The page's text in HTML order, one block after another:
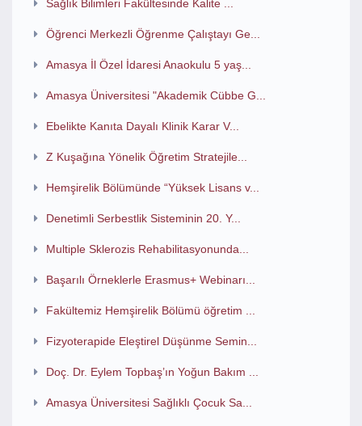
Sağlık Bilimleri Fakültesinde Kalite ...
Öğrenci Merkezli Öğrenme Çalıştayı Ge...
Amasya İl Özel İdaresi Anaokulu 5 yaş...
Amasya Üniversitesi "Akademik Cübbe G...
Ebelikte Kanıta Dayalı Klinik Karar V...
Z Kuşağına Yönelik Öğretim Stratejile...
Hemşirelik Bölümünde “Yüksek Lisans v...
Denetimli Serbestlik Sisteminin 20. Y...
Multiple Sklerozis Rehabilitasyonunda...
Başarılı Örneklerle Erasmus+ Webinarı...
Fakültemiz Hemşirelik Bölümü öğretim ...
Fizyoterapide Eleştirel Düşünme Semin...
Doç. Dr. Eylem Topbaş’ın Yoğun Bakım ...
Amasya Üniversitesi Sağlıklı Çocuk Sa...